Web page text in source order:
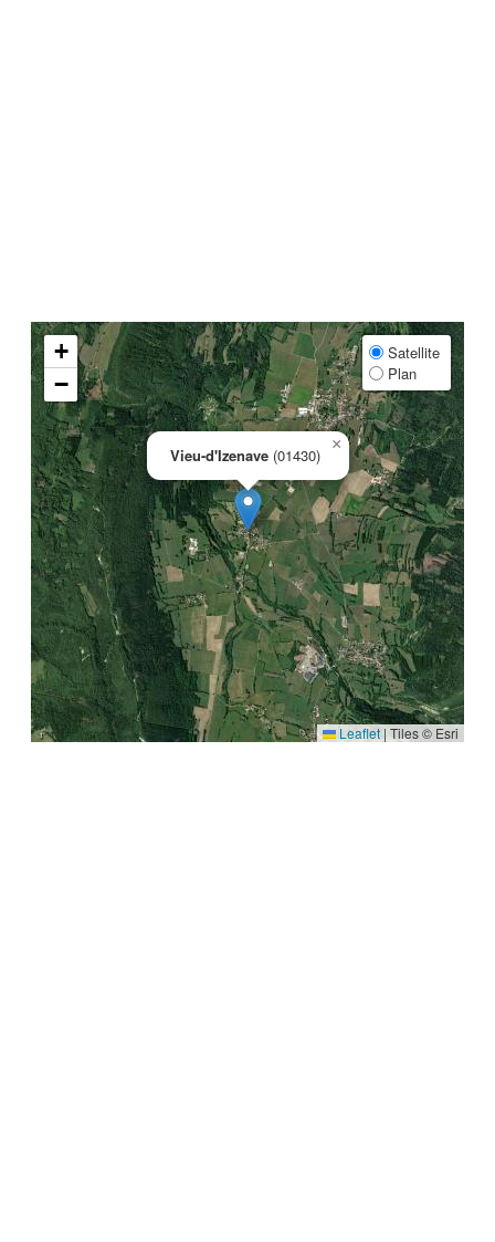
Vieu-d'Izenave (01430)
×
+
−
Satellite
Plan
Leaflet | Tiles © Esri